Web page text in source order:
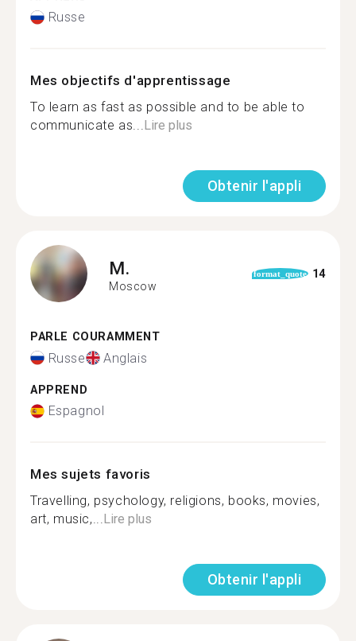
Russe
Mes objectifs d'apprentissage
To learn as fast as possible and to be able to
communicate as...Lire plus
Obtenir l'appli
M.
Moscow
format_quote 14
PARLE COURAMMENT
Russe Anglais
APPREND
Espagnol
Mes sujets favoris
Travelling, psychology, religions, books, movies,
art, music,...Lire plus
Obtenir l'appli